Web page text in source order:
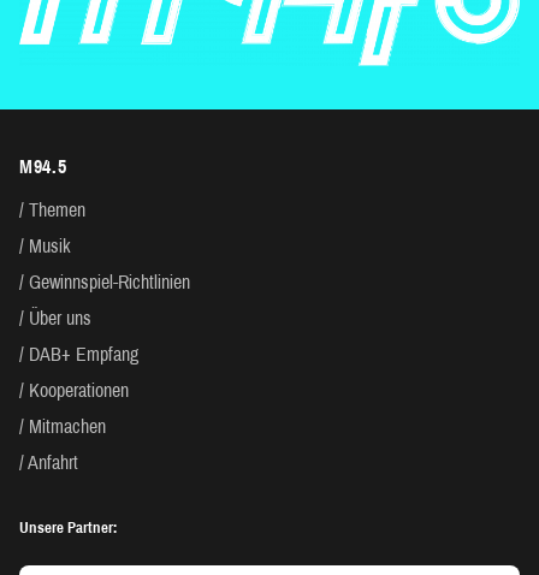
M94.5
Themen
Musik
Gewinnspiel-Richtlinien
Über uns
DAB+ Empfang
Kooperationen
Mitmachen
Anfahrt
Unsere Partner: